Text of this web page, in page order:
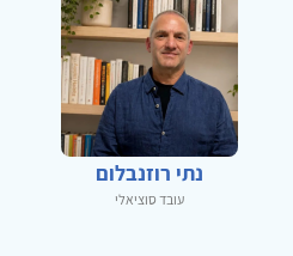
נתי רוזנבלום
עובד סוציאלי